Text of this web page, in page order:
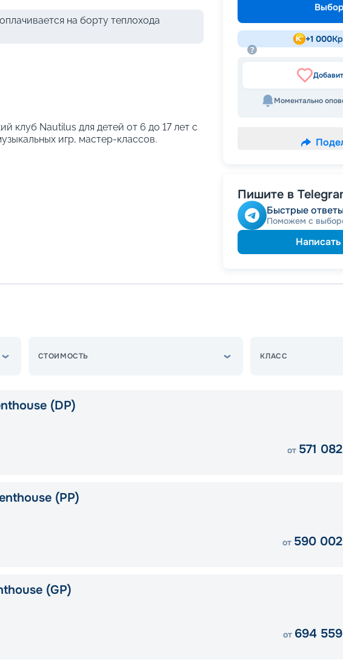
на борту теплохода
клуб Nautilus для детей от 6 до 17 лет с
игр, мастер-классов.
+1 000
Моментально
Пишите в
Быстрые
Поможем с
СТОИМОСТЬ КЛАСС
(DP)
от 571 082
(PP)
от 590 002
(GP)
от 694 559